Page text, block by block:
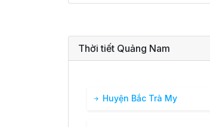
Thời tiết Quảng Nam
Huyện Bắc Trà My